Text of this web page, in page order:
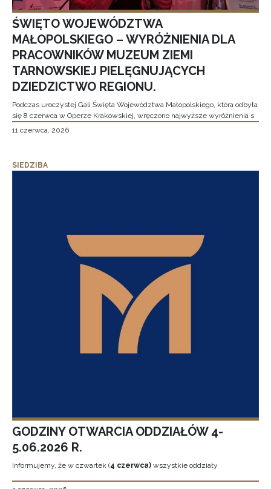
ŚWIĘTO WOJEWÓDZTWA
MAŁOPOLSKIEGO – WYRÓŻNIENIA DLA
PRACOWNIKÓW MUZEUM ZIEMI
TARNOWSKIEJ PIELĘGNUJĄCYCH
DZIEDZICTWO REGIONU.
Podczas uroczystej Gali Święta Województwa Małopolskiego, która odbyła
się 8 czerwca w Operze Krakowskiej, wręczono najwyższe wyróżnienia s
11 czerwca, 2026
SIEDZIBA
GODZINY OTWARCIA ODDZIAŁÓW 4-
5.06.2026 R.
Informujemy, że w czwartek (4 czerwca) wszystkie oddziały